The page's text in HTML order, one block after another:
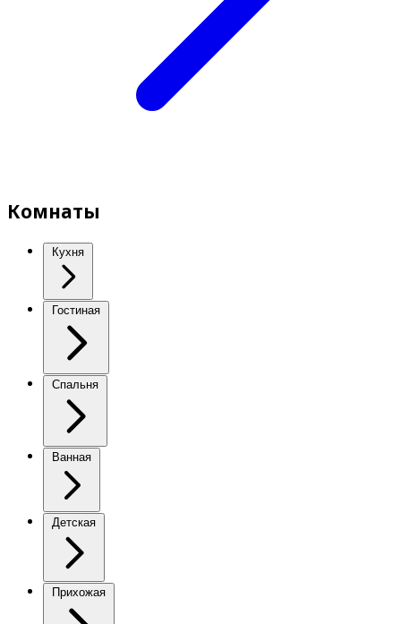
Комнаты
Кухня
Гостиная
Спальня
Ванная
Детская
Прихожая